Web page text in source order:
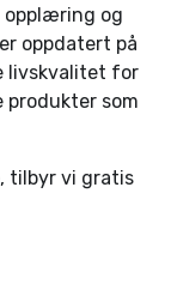
opplæring og
oppdatert på
livskvalitet for
produkter som
tilbyr vi gratis